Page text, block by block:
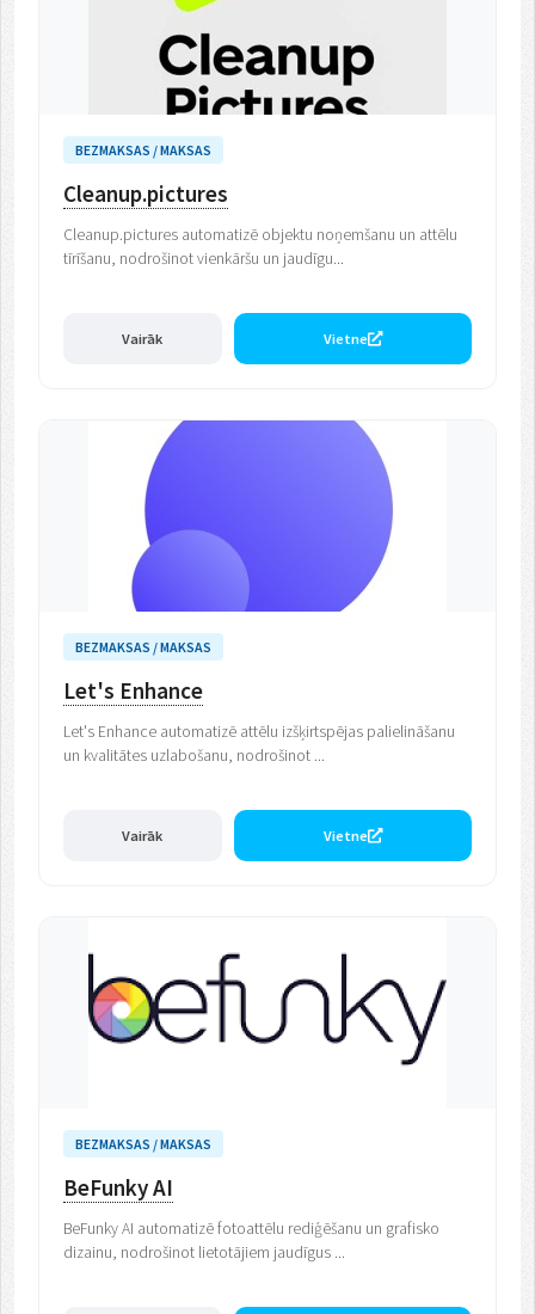
BEZMAKSAS / MAKSAS
Cleanup.pictures
Cleanup.pictures automatizē objektu noņemšanu un attēlu
tīrīšanu, nodrošinot vienkāršu un jaudīgu...
Vairāk Vietne
BEZMAKSAS / MAKSAS
Let's Enhance
Let's Enhance automatizē attēlu izšķirtspējas palielināšanu
un kvalitātes uzlabošanu, nodrošinot ...
Vairāk Vietne
BEZMAKSAS / MAKSAS
BeFunky AI
BeFunky AI automatizē fotoattēlu rediģēšanu un grafisko
dizainu, nodrošinot lietotājiem jaudīgus ...